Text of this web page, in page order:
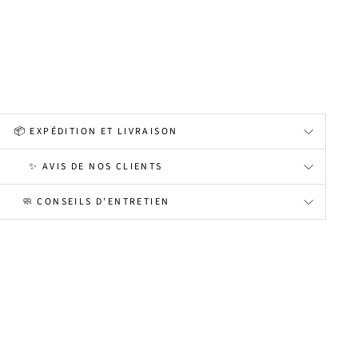
📦 EXPÉDITION ET LIVRAISON
✨ AVIS DE NOS CLIENTS
🧼 CONSEILS D'ENTRETIEN